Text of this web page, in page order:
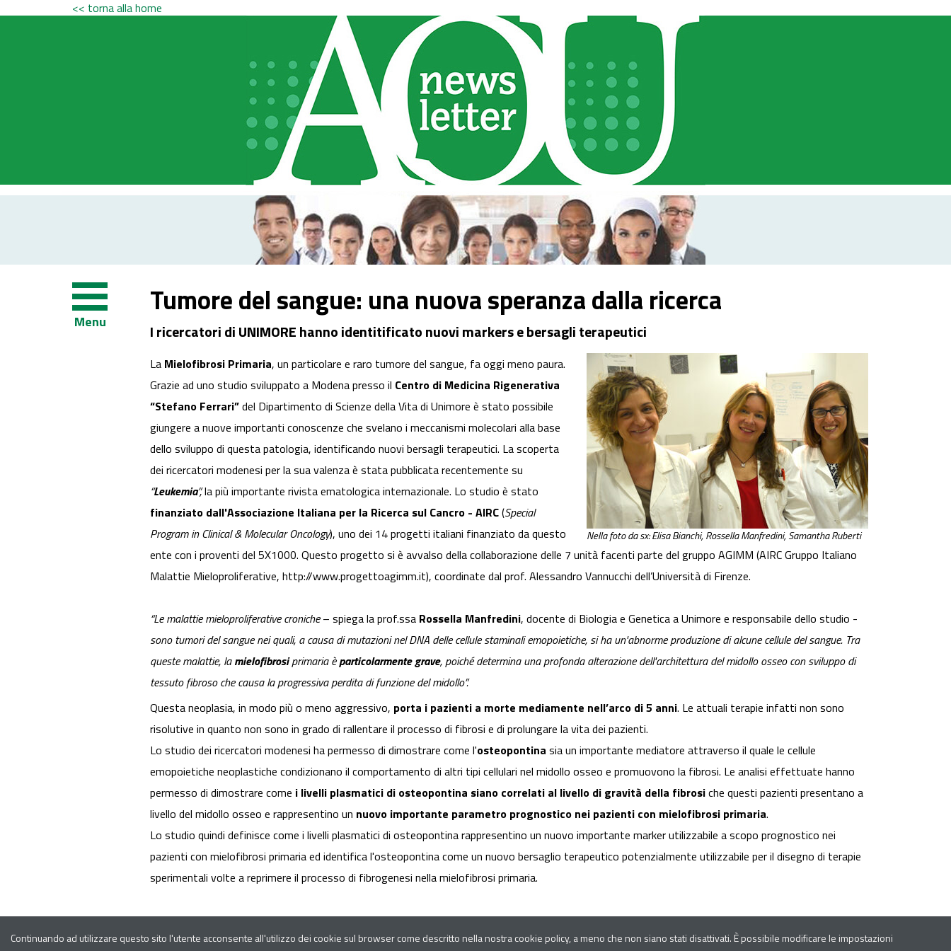
<< torna alla home
Menu
Tumore del sangue: una nuova speranza dalla ricerca
I ricercatori di UNIMORE hanno identitificato nuovi markers e bersagli terapeutici
Nella foto da sx: Elisa Bianchi, Rossella Manfredini, Samantha Ruberti
La Mielofibrosi Primaria, un particolare e raro tumore del sangue, fa oggi meno paura.
Grazie ad uno studio sviluppato a Modena presso il Centro di Medicina Rigenerativa
“Stefano Ferrari”del Dipartimento di Scienze della Vita di Unimore è stato possibile
giungere a nuove importanti conoscenze che svelano i meccanismi molecolari alla base
dello sviluppo di questa patologia, identificando nuovi bersagli terapeutici. La scoperta
dei ricercatori modenesi per la sua valenza è stata pubblicata recentemente su
“Leukemia”,la più importante rivista ematologica internazionale. Lo studio è stato
finanziato dall'Associazione Italiana per la Ricerca sul Cancro - AIRC(Special
Program in Clinical & Molecular Oncology), uno dei 14 progetti italiani finanziato da questo
ente con i proventi del 5X1000. Questo progetto si è avvalso della collaborazione delle 7 unità facenti parte del gruppo AGIMM (AIRC Gruppo Italiano
Malattie Mieloproliferative, http://www.progettoagimm.it), coordinate dal prof. Alessandro Vannucchi dell’Università di Firenze.
“Le malattie mieloproliferative croniche– spiega la prof.ssa Rossella Manfredini, docente di Biologia e Genetica a Unimore e responsabile dello studio -
sono tumori del sangue nei quali, a causa di mutazioni nel DNA delle cellule staminali emopoietiche, si ha un'abnorme produzione di alcune cellule del sangue. Tra
queste malattie, lamielofibrosiprimaria èparticolarmente grave, poiché determina una profonda alterazione dell'architettura del midollo osseo con sviluppo di
tessuto fibroso che causa la progressiva perdita di funzione del midollo”.
Questa neoplasia, in modo più o meno aggressivo, porta i pazienti a morte mediamente nell’arco di 5 anni. Le attuali terapie infatti non sono
risolutive in quanto non sono in grado di rallentare il processo di fibrosi e di prolungare la vita dei pazienti.
Lo studio dei ricercatori modenesi ha permesso di dimostrare come l'osteopontina sia un importante mediatore attraverso il quale le cellule
emopoietiche neoplastiche condizionano il comportamento di altri tipi cellulari nel midollo osseo e promuovono la fibrosi. Le analisi effettuate hanno
permesso di dimostrare come i livelli plasmatici di osteopontina siano correlati al livello di gravità della fibrosiche questi pazienti presentano a
livello del midollo osseo e rappresentino un nuovo importante parametro prognostico nei pazienti con mielofibrosi primaria.
Lo studio quindi definisce come i livelli plasmatici di osteopontina rappresentino un nuovo importante marker utilizzabile a scopo prognostico nei
pazienti con mielofibrosi primaria ed identifica l'osteopontina come un nuovo bersaglio terapeutico potenzialmente utilizzabile per il disegno di terapie
sperimentali volte a reprimere il processo di fibrogenesi nella mielofibrosi primaria.
Continuando ad utilizzare questo sito l'utente acconsente all'utilizzo dei cookie sul browser come descritto nella nostra cookie policy, a meno che non siano stati disattivati. È possibile modificare le impostazioni